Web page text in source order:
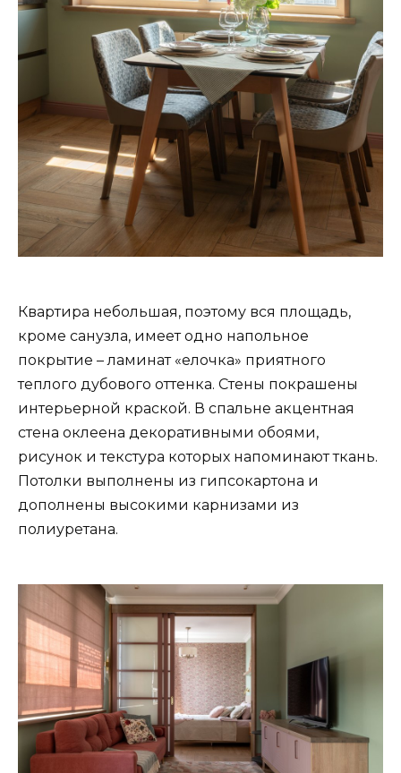
Квартира небольшая, поэтому вся площадь,
кроме санузла, имеет одно напольное
покрытие – ламинат «елочка» приятного
теплого дубового оттенка. Стены покрашены
интерьерной краской. В спальне акцентная
стена оклеена декоративными обоями,
рисунок и текстура которых напоминают ткань.
Потолки выполнены из гипсокартона и
дополнены высокими карнизами из
полиуретана.